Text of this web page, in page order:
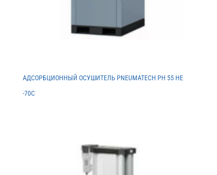
АДСОРБЦИОННЫЙ ОСУШИТЕЛЬ PNEUMATECH PH 55 HE
-70C